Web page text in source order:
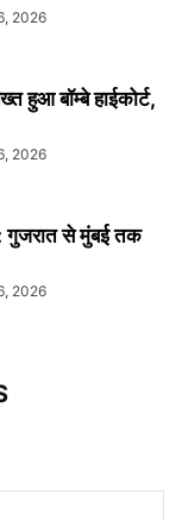
2026
हुआ बॉम्बे हाईकोर्ट,
2026
गुजरात से मुंबई तक
2026